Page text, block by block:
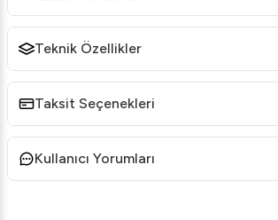
Kalınlık:1.5 mm
Kaplama:Kaplamasız alüminyum
Malzeme:Yüksek iletkenliğe sahip
gıdaların eşit pişmesini sağlar.
Avantajlar
Dayanıklılık:Yüksek kaliteli
ömürlü kullanım sunar.
Kaplamasız yüzeyi
Teknik Özellikler
Taksit Seçenekleri
Kullanıcı Yorumları